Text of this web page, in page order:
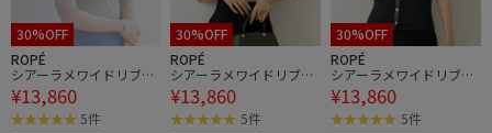
30%OFF
ROPÉ
シアーラメワイドリブ5
分袖カーディガン/イー
ジーケア
¥13,860
5件
30%OFF
ROPÉ
シアーラメワイドリブ5
分袖カーディガン/イー
ジーケア
¥13,860
5件
30%OFF
ROPÉ
シアーラメワイドリブ5
分袖カーディガン/イー
ジーケア
¥13,860
5件